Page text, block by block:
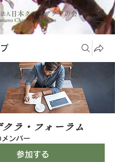
人 日本クマノザクラの会
Cherry Association
クラ・フォーラム
ンバー
参加する